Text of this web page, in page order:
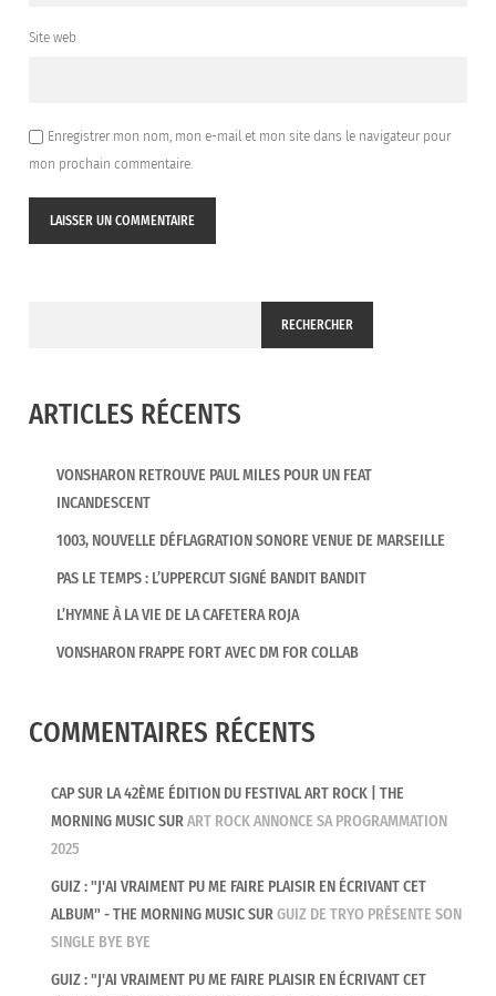
Site web
Enregistrer mon nom, mon e-mail et mon site dans le navigateur pour
mon prochain commentaire.
RECHERCHER
ARTICLES RÉCENTS
VONSHARON RETROUVE PAUL MILES POUR UN FEAT
INCANDESCENT
1003, NOUVELLE DÉFLAGRATION SONORE VENUE DE MARSEILLE
PAS LE TEMPS : L’UPPERCUT SIGNÉ BANDIT BANDIT
L’HYMNE À LA VIE DE LA CAFETERA ROJA
VONSHARON FRAPPE FORT AVEC DM FOR COLLAB
COMMENTAIRES RÉCENTS
CAP SUR LA 42ÈME ÉDITION DU FESTIVAL ART ROCK | THE
MORNING MUSICSURART ROCK ANNONCE SA PROGRAMMATION
2025
GUIZ : "J'AI VRAIMENT PU ME FAIRE PLAISIR EN ÉCRIVANT CET
ALBUM" - THE MORNING MUSICSURGUIZ DE TRYO PRÉSENTE SON
SINGLE BYE BYE
GUIZ : "J'AI VRAIMENT PU ME FAIRE PLAISIR EN ÉCRIVANT CET